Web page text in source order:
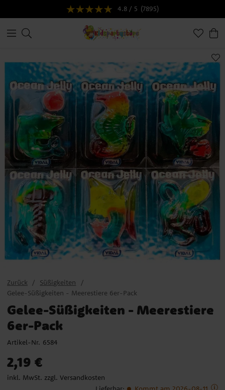
4.8 / 5 (7895)
Zurück
Süßigkeiten
Gelee-Süßigkeiten - Meerestiere 6er-Pack
Gelee-Süßigkeiten - Meerestiere
6er-Pack
Artikel-Nr. 6584
Preis:2,19 €
2,19 €
inkl. MwSt. zzgl. Versandkosten